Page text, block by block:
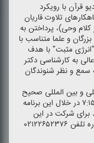
قرآن با رویكرد
تلاوت قاریان
وحی)، پرداختن به
و علما متناسب با
مثبت" با هدف
به كارشناسی دكتر
سمع و نظر شنوندگان
و بین المللی صحیح
خوانی آیت الكرسی به شیوه ترتیل هر روز ساعت ۷:۱۵ در خلال این برنامه
برای شركت در این
پویش با دفتر گروه اطلاع رسانی رادیو قران به شماره تلفن ۰۲۱۲۲۶۵۲۳۷۶